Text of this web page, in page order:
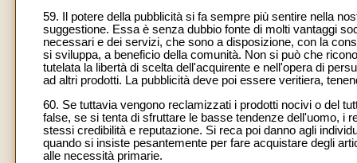
59. Il potere della pubblicità si fa sempre più sentire nella
suggestione. Essa è senza dubbio fonte di molti vantaggi
necessari e dei servizi, che sono a disposizione, con la
si sviluppa, a beneficio della comunità. Non si può che
tutelata la libertà di scelta dell'acquirente e nell'opera di
ad altri prodotti. La pubblicità deve poi essere veritiera,
60. Se tuttavia vengono reclamizzati i prodotti nocivi o del
false, se si tenta di sfruttare le basse tendenze dell'uomo, i
stessi credibilità e reputazione. Si reca poi danno agli
quando si insiste pesantemente per fare acquistare degli
alle necessità primarie.